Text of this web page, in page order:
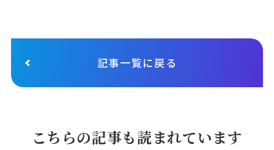
記事一覧に戻る
こちらの記事も読まれています